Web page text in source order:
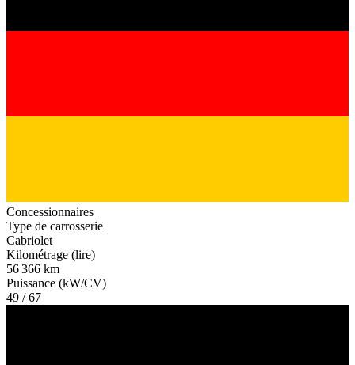
Concessionnaires
Type de carrosserie
Cabriolet
Kilométrage (lire)
56 366 km
Puissance (kW/CV)
49 / 67